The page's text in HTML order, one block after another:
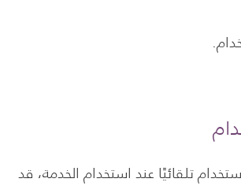
تلقائيًا عند استخدام الخدمة، قد